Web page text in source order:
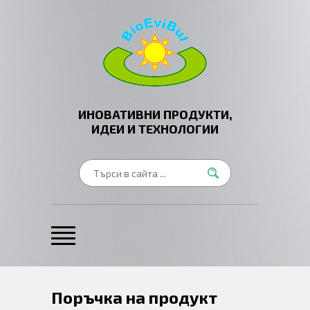
ИНОВАТИВНИ ПРОДУКТИ,
ИДЕИ И ТЕХНОЛОГИИ
Поръчка на продукт